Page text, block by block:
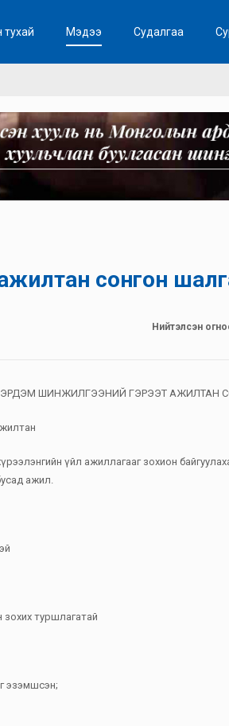
тухай Мэдээ Судалгаа
сонгон
Нийтэлсэн
ЭРДЭМ ШИНЖИЛГЭЭНИЙ ГЭРЭЭТ АЖИЛТАН
үйл ажиллагааг зохион
ажил.
туршлагатай
эзэмшсэн;